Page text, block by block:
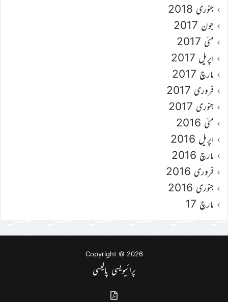
جنوری 2018
جون 2017
مئی 2017
اپریل 2017
مارچ 2017
فروری 2017
جنوری 2017
مئی 2016
اپریل 2016
مارچ 2016
فروری 2016
جنوری 2016
مارچ 17
Copyright © 2026
پرائیویسی پالیسی
گذشتہ